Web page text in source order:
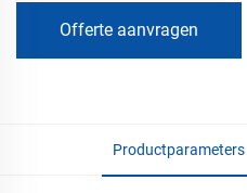
Offerte aanvragen
Productparameters